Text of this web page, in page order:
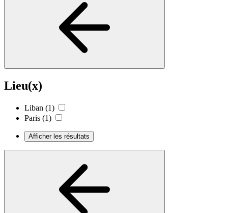
Lieu(x)
Liban (1)
Paris (1)
Afficher les résultats